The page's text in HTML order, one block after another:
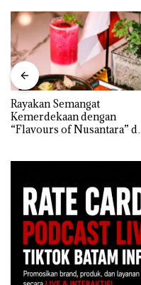
Rayakan Semangat
Kemerdekaan dengan
“Flavours of Nusantara” di